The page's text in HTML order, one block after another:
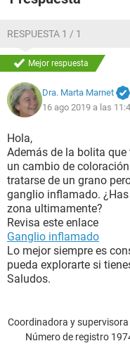
RESPUESTA 1 / 1
Mejor respuesta
Dra. Marta Marnet
16 ago 2019 a las
Hola,
Además de la bolita
un cambio de
tratarse de un grano
ganglio inflamado.
zona ultimamente?
Revisa este enlace
Ganglio inflamado
Lo mejor siempre es
pueda explorarte si
Saludos.
Coordinadora y
Número de registro